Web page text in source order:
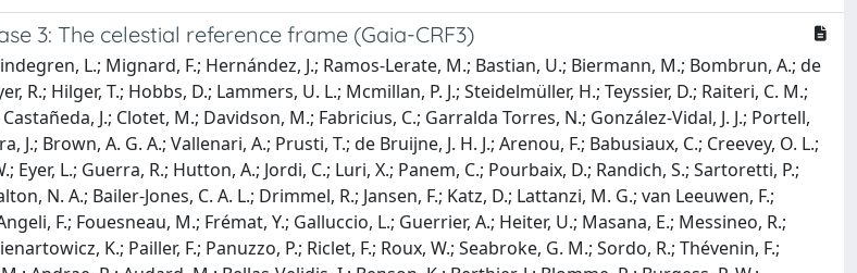
3: The celestial reference frame (Gaia-CRF3)
L.; Mignard, F.; Hernández, J.; Ramos-Lerate, M.; Bastian, U.; Biermann, M.; Bombrun, A.; de
R.; Hilger, T.; Hobbs, D.; Lammers, U. L.; Mcmillan, P. J.; Steidelmüller, H.; Teyssier, D.; Raiteri, C. M.;
J.; Clotet, M.; Davidson, M.; Fabricius, C.; Garralda Torres, N.; González-Vidal, J. J.; Portell,
J.; Brown, A. G. A.; Vallenari, A.; Prusti, T.; de Bruijne, J. H. J.; Arenou, F.; Babusiaux, C.; Creevey, O. L.;
Eyer, L.; Guerra, R.; Hutton, A.; Jordi, C.; Luri, X.; Panem, C.; Pourbaix, D.; Randich, S.; Sartoretti, P.;
N. A.; Bailer-Jones, C. A. L.; Drimmel, R.; Jansen, F.; Katz, D.; Lattanzi, M. G.; van Leeuwen, F.;
F.; Fouesneau, M.; Frémat, Y.; Galluccio, L.; Guerrier, A.; Heiter, U.; Masana, E.; Messineo, R.;
K.; Pailler, F.; Panuzzo, P.; Riclet, F.; Roux, W.; Seabroke, G. M.; Sordo, R.; Thévenin, F.;